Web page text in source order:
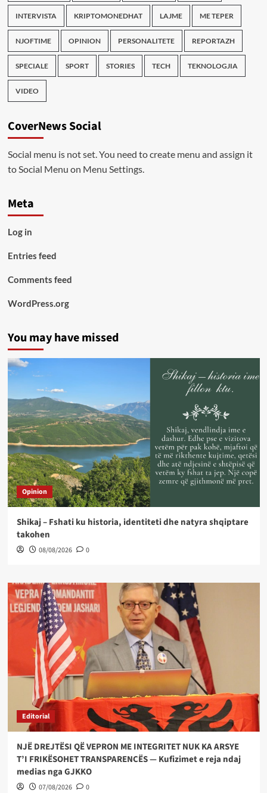
INTERVISTA KRIPTOMONEDHAT LAJME ME TEPER
NJOFTIME OPINION PERSONALITETE REPORTAZH
SPECIALE SPORT STORIES TECH TEKNOLOGJIA
VIDEO
CoverNews Social
Social menu is not set. You need to create menu and assign it
to Social Menu on Menu Settings.
Meta
Log in
Entries feed
Comments feed
WordPress.org
You may have missed
Opinion
Shikaj – Fshati ku historia, identiteti dhe natyra shqiptare
takohen
08/08/2026 0
Editorial
NJË DREJTËSI QË VEPRON ME INTEGRITET NUK KA ARSYE
T’I FRIKËSOHET TRANSPARENCËS — Kufizimet e reja ndaj
medias nga GJKKO
07/08/2026 0